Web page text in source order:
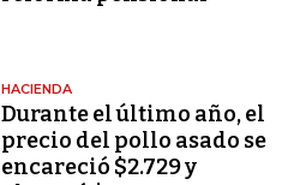
HACIENDA
Durante el último año, el
precio del pollo asado se
encareció $2.729 y